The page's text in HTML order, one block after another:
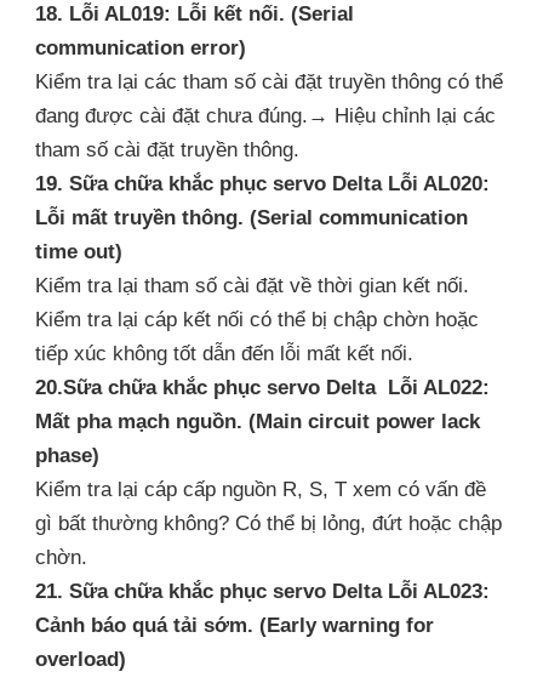
18. Lỗi AL019: Lỗi kết nối. (Serial
communication error)
Kiểm tra lại các tham số cài đặt truyền thông có thể
đang được cài đặt chưa đúng.→ Hiệu chỉnh lại các
tham số cài đặt truyền thông.
19. Sữa chữa khắc phục servo Delta Lỗi AL020:
Lỗi mất truyền thông. (Serial communication
time out)
Kiểm tra lại tham số cài đặt về thời gian kết nối.
Kiểm tra lại cáp kết nối có thể bị chập chờn hoặc
tiếp xúc không tốt dẫn đến lỗi mất kết nối.
20.Sữa chữa khắc phục servo Delta Lỗi AL022:
Mất pha mạch nguồn. (Main circuit power lack
phase)
Kiểm tra lại cáp cấp nguồn R, S, T xem có vấn đề
gì bất thường không? Có thể bị lỏng, đứt hoặc chập
chờn.
21. Sữa chữa khắc phục servo Delta Lỗi AL023:
Cảnh báo quá tải sớm. (Early warning for
overload)